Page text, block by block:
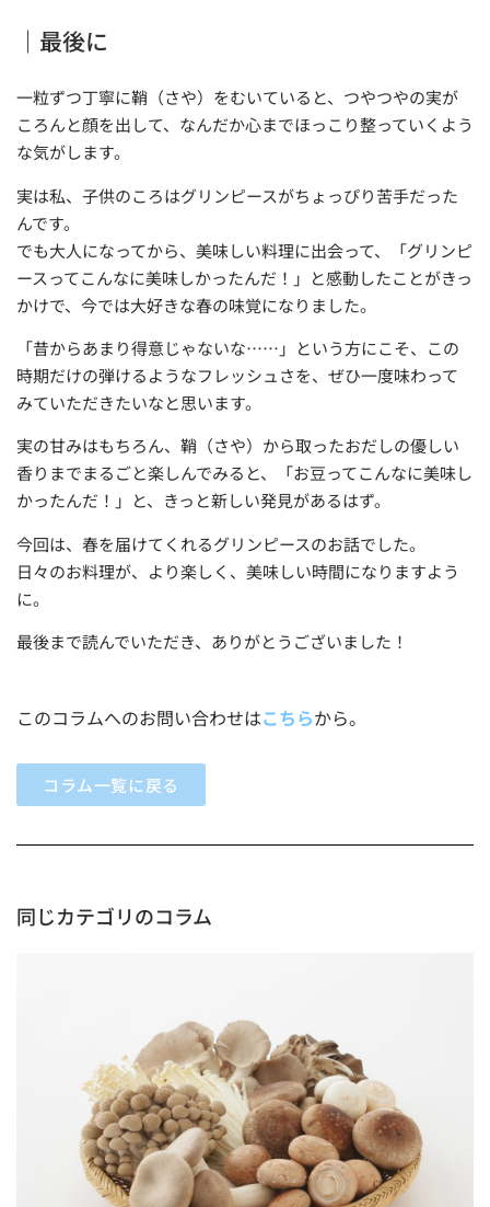
｜最後に
一粒ずつ丁寧に鞘（さや）をむいていると、つやつやの実が
ころんと顔を出して、なんだか心までほっこり整っていくよう
な気がします。
実は私、子供のころはグリンピースがちょっぴり苦手だった
んです。
でも大人になってから、美味しい料理に出会って、「グリンピ
ースってこんなに美味しかったんだ！」と感動したことがきっ
かけで、今では大好きな春の味覚になりました。
「昔からあまり得意じゃないな……」という方にこそ、この
時期だけの弾けるようなフレッシュさを、ぜひ一度味わって
みていただきたいなと思います。
実の甘みはもちろん、鞘（さや）から取ったおだしの優しい
香りまでまるごと楽しんでみると、「お豆ってこんなに美味し
かったんだ！」と、きっと新しい発見があるはず。
今回は、春を届けてくれるグリンピースのお話でした。
日々のお料理が、より楽しく、美味しい時間になりますよう
に。
最後まで読んでいただき、ありがとうございました！
このコラムへのお問い合わせはこちらから。
コラム一覧に戻る
同じカテゴリのコラム